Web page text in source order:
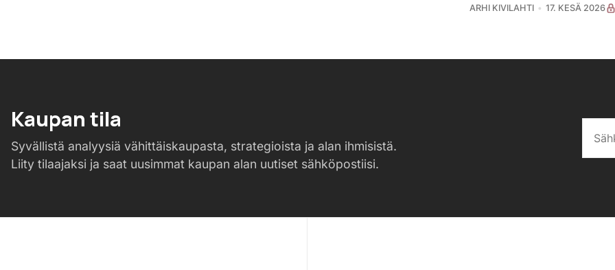
ARHI KIVILAHTI 17. KESÄ 2026
Kaupan tila
Syvällistä analyysiä vähittäiskaupasta, strategioista ja alan ihmisistä.
Liity tilaajaksi ja saat uusimmat kaupan alan uutiset sähköpostiisi.